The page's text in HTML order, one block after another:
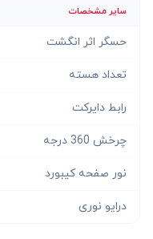
سایر مشخصات
حسگر اثر انگشت
تعداد هسته
رابط دایرکت
چرخش 360 درجه
نور صفحه کیبورد
درایو نوری